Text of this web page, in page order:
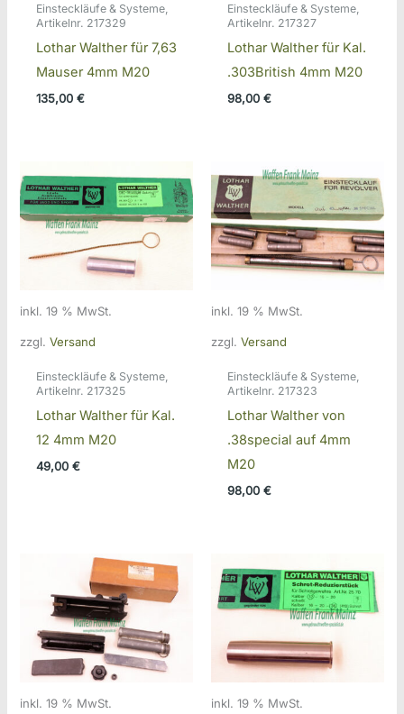
Einsteckläufe & Systeme,
Artikelnr. 217329
Lothar Walther für 7,63
Mauser 4mm M20
135,00 €
Einsteckläufe & Systeme,
Artikelnr. 217327
Lothar Walther für Kal.
.303British 4mm M20
98,00 €
inkl. 19 % MwSt.
zzgl.Versand
Einsteckläufe & Systeme,
Artikelnr. 217325
Lothar Walther für Kal.
12 4mm M20
49,00 €
inkl. 19 % MwSt.
zzgl. Versand
Einsteckläufe & Systeme,
Artikelnr. 217323
Lothar Walther von
.38special auf 4mm
M20
98,00 €
inkl. 19 % MwSt. inkl. 19 % MwSt.